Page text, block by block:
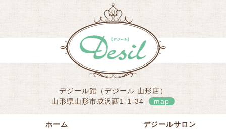
デジール館（デジール 山形店）
山形県山形市成沢西1-1-34
map
ホーム デジールサロン